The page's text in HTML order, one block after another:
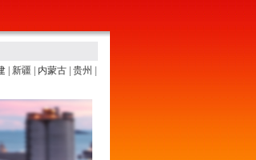
新疆 内蒙古 贵州